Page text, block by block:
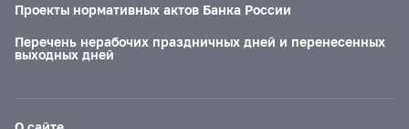
Проекты нормативных актов Банка России
Перечень нерабочих праздничных дней и перенесенных
выходных дней